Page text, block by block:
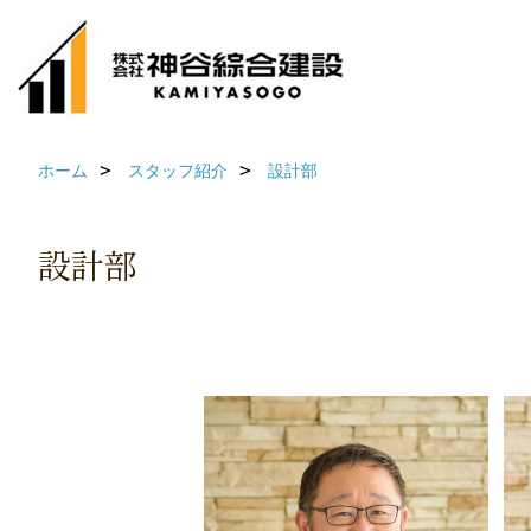
ホーム スタッフ紹介 設計部
設計部